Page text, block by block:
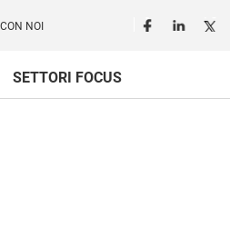
NOI Seguici in rete
SETTORI FOCUS